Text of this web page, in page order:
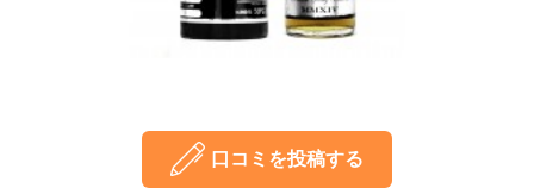
口コミを投稿する